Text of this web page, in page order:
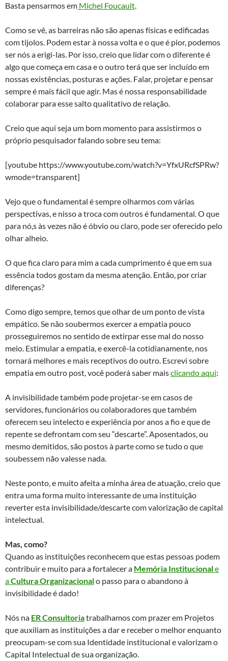
Basta pensarmos em Michel Foucault.
Como se vê, as barreiras não são apenas físicas e edificadas
com tijolos. Podem estar à nossa volta e o que é pior, podemos
ser nós a erigi-las. Por isso, creio que lidar com o diferente é
algo que começa em casa e o outro terá que ser incluído em
nossas existências, posturas e ações. Falar, projetar e pensar
sempre é mais fácil que agir. Mas é nossa responsabilidade
colaborar para esse salto qualitativo de relação.
Creio que aqui seja um bom momento para assistirmos o
próprio pesquisador falando sobre seu tema:
[youtube https://www.youtube.com/watch?v=YfxURcfSPRw?
wmode=transparent]
Vejo que o fundamental é sempre olharmos com várias
perspectivas, e nisso a troca com outros é fundamental. O que
para nó,s às vezes não é óbvio ou claro, pode ser oferecido pelo
olhar alheio.
O que fica claro para mim a cada cumprimento é que em sua
essência todos gostam da mesma atenção. Então, por criar
diferenças?
Como digo sempre, temos que olhar de um ponto de vista
empático. Se não soubermos exercer a empatia pouco
prosseguiremos no sentido de extirpar esse mal do nosso
meio. Estimular a empatia, e exercê-la cotidianamente, nos
tornará melhores e mais receptivos do outro. Escrevi sobre
empatia em outro post, você poderá saber maisclicando aqui:
A invisibilidade também pode projetar-se em casos de
servidores, funcionários ou colaboradores que também
oferecem seu intelecto e experiência por anos a fio e que de
repente se defrontam com seu “descarte”. Aposentados, ou
mesmo demitidos, são postos à parte como se tudo o que
soubessem não valesse nada.
Neste ponto, e muito afeita a minha área de atuação, creio que
entra uma forma muito interessante de uma instituição
reverter esta invisibilidade/descarte com valorização de capital
intelectual.
Mas, como?
Quando as instituições reconhecem que estas pessoas podem
contribuir e muito para a fortalecer a Memória Institucionale
aCultura Organizacionalo passo para o abandono à
invisibilidade é dado!
Nós na ER Consultoriatrabalhamos com prazer em Projetos
que auxiliam as instituições a dar e receber o melhor enquanto
preocupam-se com sua Identidade institucional e valorizam o
Capital Intelectual de sua organização.